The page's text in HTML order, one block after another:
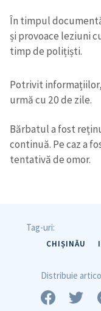
În timpul
și provoace leziuni
timp de polițiști.
Potrivit
urmă cu 20 de zile.
Bărbatul a fost
continuă. Pe caz a
tentativă de omor.
Tag-uri:
CHIȘINĂU
Distribuie